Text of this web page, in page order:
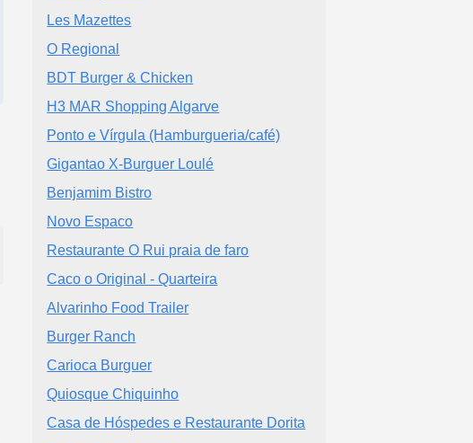
Les Mazettes
O Regional
BDT Burger & Chicken
H3 MAR Shopping Algarve
Ponto e Vírgula (Hamburgueria/café)
Gigantao X-Burguer Loulé
Benjamim Bistro
Novo Espaco
Restaurante O Rui praia de faro
Caco o Original - Quarteira
Alvarinho Food Trailer
Burger Ranch
Carioca Burguer
Quiosque Chiquinho
Casa de Hóspedes e Restaurante Dorita